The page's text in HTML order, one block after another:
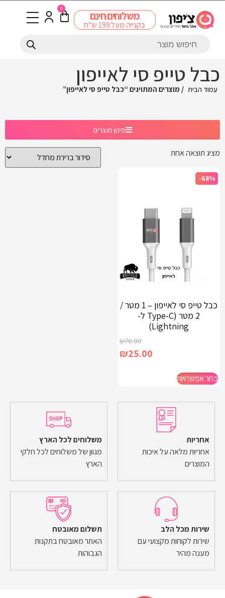
משלוחים חינם
בקנייה מעל 199 ש"ח
0
כבל טייפ סי לאייפון
עמוד הבית / מוצרים המתויגים “כבל טייפ סי לאייפון”
סינון מוצרים
מציג תוצאה אחת
-68%
כבל טייפ סי לאייפון – 1 מטר /
2 מטר (Type-C ל-
Lightning)
₪70.00
₪25.00
בחר אפשרויות
אחריות
אחריות מלאה על איכות
המוצרים
משלוחים לכל הארץ
מגוון של משלוחים לכל חלקי
הארץ
שירות מכל הלב
שירות לקוחות מקצועי עם
מענה מהיר
תשלום מאובטח
האתר מאובטח בתקנות
הגבוהות